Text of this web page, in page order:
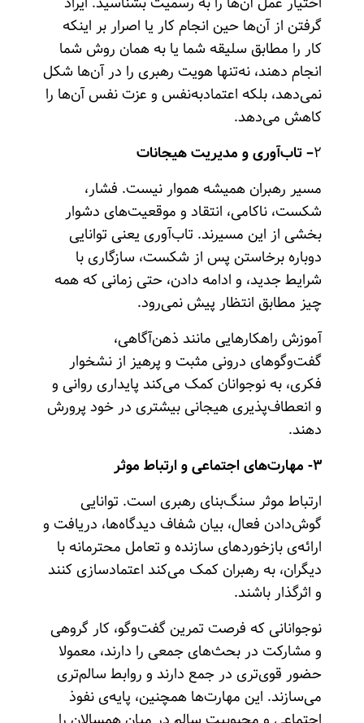
گرفتن از آن‌ها حین انجام کار یا اصرار بر اینکه
کار را مطابق سلیقه شما یا به همان روش شما
انجام دهند، نه‌تنها هویت رهبری را در آن‌ها شکل
نمی‌دهد، بلکه اعتمادبه‌نفس و عزت نفس آن‌ها را
کاهش می‌دهد.
۲– تاب‌آوری و مدیریت هیجانات
مسیر رهبران همیشه هموار نیست. فشار،
شکست، ناکامی، انتقاد و موقعیت‌های دشوار
بخشی از این مسیرند. تاب‌آوری یعنی توانایی
دوباره برخاستن پس از شکست، سازگاری با
شرایط جدید، و ادامه دادن، حتی زمانی که همه
چیز مطابق انتظار پیش نمی‌رود.
آموزش راهکارهایی مانند ذهن‌آگاهی،
گفت‌وگوهای درونی مثبت و پرهیز از نشخوار
فکری، به نوجوانان کمک می‌کند پایداری روانی و
و انعطاف‌پذیری هیجانی بیشتری در خود پرورش
دهند.
۳- مهارت‌های اجتماعی و ارتباط موثر
ارتباط موثر سنگ‌بنای رهبری است. توانایی
گوش‌دادن فعال، بیان شفاف دیدگاه‌ها، دریافت و
ارائه‌ی بازخوردهای سازنده و تعامل محترمانه با
دیگران، به رهبران کمک می‌کند اعتمادسازی کنند
و اثرگذار باشند.
نوجوانانی که فرصت تمرین گفت‌وگو، کار گروهی
و مشارکت در بحث‌های جمعی را دارند، معمولا
حضور قوی‌تری در جمع دارند و روابط سالم‌تری
می‌سازند. این مهارت‌ها همچنین، پایه‌ی نفوذ